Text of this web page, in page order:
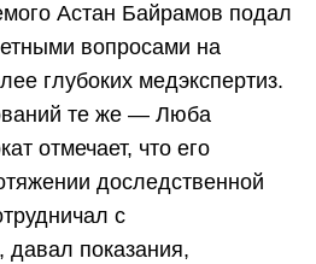
Астан Байрамов подал
вопросами на
глубоких медэкспертиз.
те же — Люба
отмечает, что его
доследственной
с
давал показания,